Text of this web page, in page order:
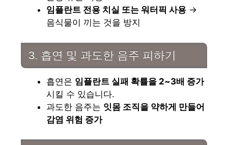
임플란트 전용 치실 또는 워터픽 사용 →
음식물이 끼는 것을 방지
3. 흡연 및 과도한 음주 피하기
흡연은 임플란트 실패 확률을 2~3배 증가
시킬 수 있습니다.
과도한 음주는 잇몸 조직을 약하게 만들어
감염 위험 증가